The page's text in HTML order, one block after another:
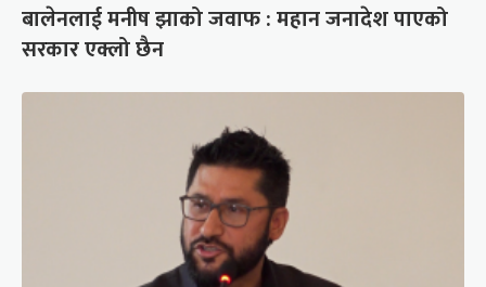
बालेनलाई मनीष झाको जवाफ : महान जनादेश पाएको
सरकार एक्लो छैन